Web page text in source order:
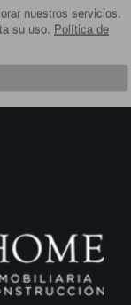
nuestros servicios.
su uso. Política de